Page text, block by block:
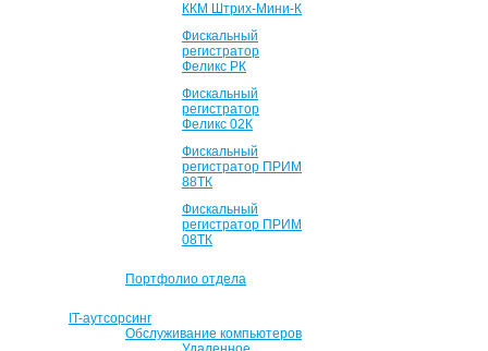
ККМ Штрих-Мини-К
Фискальный
регистратор
Феликс РК
Фискальный
регистратор
Феликс 02К
Фискальный
регистратор ПРИМ
88ТК
Фискальный
регистратор ПРИМ
08ТК
Портфолио отдела
IT-аутсорсинг
Обслуживание компьютеров